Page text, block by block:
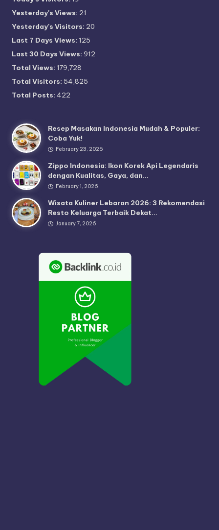
Yesterday's Views: 21
Yesterday's Visitors: 20
Last 7 Days Views: 125
Last 30 Days Views: 912
Total Views: 179,728
Total Visitors: 54,825
Total Posts: 422
Resep Masakan Indonesia Mudah & Populer:
Coba Yuk!
February 23, 2026
Zippo Indonesia: Ikon Korek Api Legendaris
dengan Kualitas, Gaya, dan…
February 1, 2026
Wisata Kuliner Lebaran 2026: 3 Rekomendasi
Resto Keluarga Terbaik Dekat…
January 7, 2026